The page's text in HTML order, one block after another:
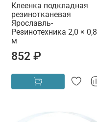
Клеенка подкладная
резинотканевая
Ярославль-
Резинотехника 2,0 × 0,8
м
852 ₽